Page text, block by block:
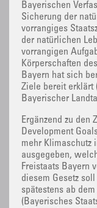
Bayerischen
Sicherung der
vorrangiges
der natürlichen
vorrangigen
Körperschaften
Bayern hat sich
Ziele bereit erklärt
Bayerischer
Ergänzend zu den
Development
mehr Klimaschutz
ausgegeben,
Freistaats Bayern
diesem Gesetz
spätestens ab
(Bayerisches